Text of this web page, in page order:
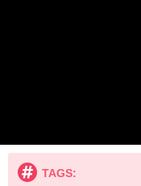
TAGS: